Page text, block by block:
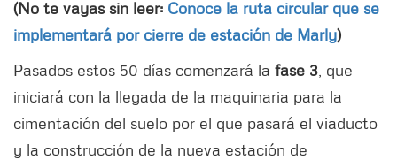
(No te vayas sin leer: Conoce la ruta circular que se
implementará por cierre de estación de Marly)
Pasados estos 50 días comenzará la fase 3 , que
iniciará con la llegada de la maquinaria para la
cimentación del suelo por el que pasará el viaducto
y la construcción de la nueva estación de